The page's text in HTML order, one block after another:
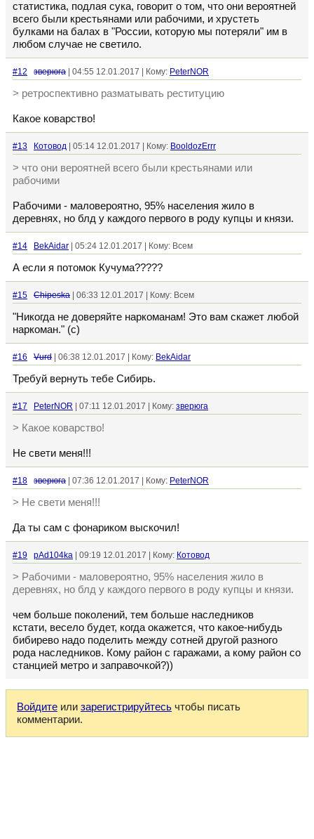
статистика, подлая сука, говорит о том, что они вероятней
всего были крестьянами или рабочими, и хрустеть
булками на балах в "России, которую мы потеряли" им в
любом случае не светило.
#12 зверюга | 04:55 12.01.2017 | Кому: PeterNOR
> ретроспективно разматывать реституцию
Какое коварство!
#13 Котовод | 05:14 12.01.2017 | Кому: BooldozErrr
> что они вероятней всего были крестьянами или
рабочими
Рабочими - маловероятно, 95% населения жило в
деревнях, но блд у каждого первого в роду купцы и князи.
#14 BekAidar | 05:24 12.01.2017 | Кому: Всем
А если я потомок Кучума?????
#15 Chipeska | 06:33 12.01.2017 | Кому: Всем
"Никогда не доверяйте наркоманам! Это вам скажет любой
наркоман." (с)
#16 Vurd | 06:38 12.01.2017 | Кому: BekAidar
Требуй вернуть тебе Сибирь.
#17 PeterNOR | 07:11 12.01.2017 | Кому: зверюга
> Какое коварство!
Не свети меня!!!
#18 зверюга | 07:36 12.01.2017 | Кому: PeterNOR
> Не свети меня!!!
Да ты сам с фонариком выскочил!
#19 pAd104ka | 09:19 12.01.2017 | Кому: Котовод
> Рабочими - маловероятно, 95% населения жило в
деревнях, но блд у каждого первого в роду купцы и князи.
чем больше поколений, тем больше наследников
кстати, весело будет, когда окажется, что какое-нибудь
бибирево надо поделить между сотней другой разного
рода наследников. Кому район с гаражами, а кому район со
станцией метро и заправочкой?))
Войдите или зарегистрируйтесь чтобы писать
комментарии.